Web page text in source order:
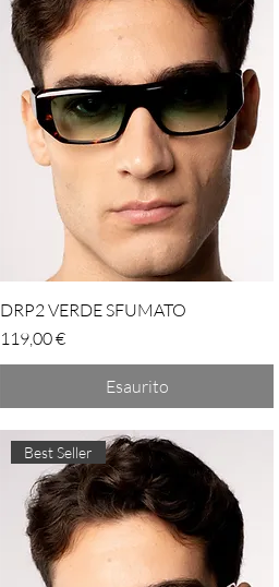
DRP2 VERDE SFUMATO
Prezzo
119,00 €
Esaurito
Best Seller